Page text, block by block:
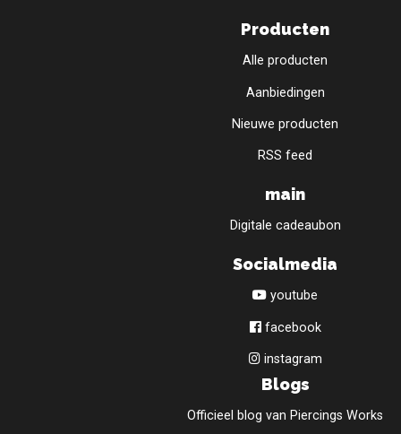
Producten
Alle producten
Aanbiedingen
Nieuwe producten
RSS feed
main
Digitale cadeaubon
Socialmedia
youtube
facebook
instagram
Blogs
Officieel blog van Piercings Works